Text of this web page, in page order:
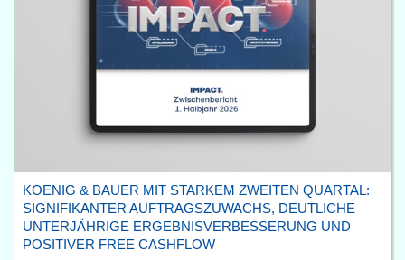
KOENIG & BAUER MIT STARKEM ZWEITEN QUARTAL:
SIGNIFIKANTER AUFTRAGSZUWACHS, DEUTLICHE
UNTERJÄHRIGE ERGEBNISVERBESSERUNG UND
POSITIVER FREE CASHFLOW